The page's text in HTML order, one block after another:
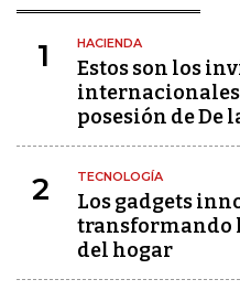
1 HACIENDA
Estos son los
internacionales
posesión de De
2 TECNOLOGÍA
Los gadgets
transformando
del hogar